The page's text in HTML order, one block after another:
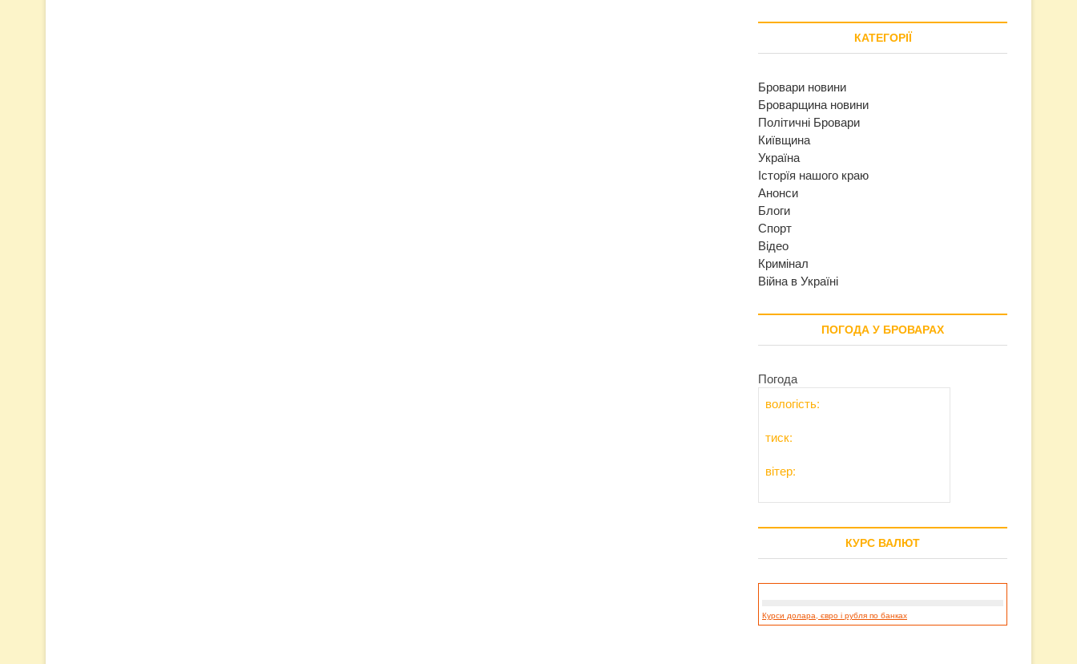
КАТЕГОРІЇ
Бровари новини
Броварщина новини
Політичні Бровари
Київщина
Україна
Історїя нашого краю
Анонси
Блоги
Спорт
Відео
Кримінал
Війна в Україні
ПОГОДА У БРОВАРАХ
Погода
вологість:
тиск:
вітер:
КУРС ВАЛЮТ
Курси долара, євро і рубля по банках